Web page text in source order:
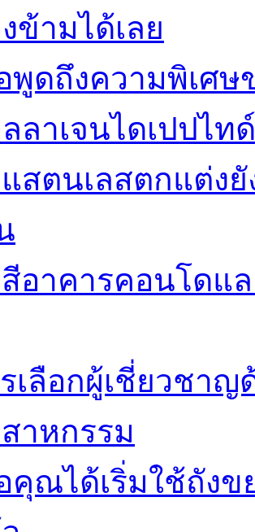
ข้ามได้เลย
พูดถึงความพิเศษ
ลาเจนไดเปปไท
สตนเลสตกแต่ง
อาคารคอนโดแ
เลือกผู้เชี่ยวชา
าหกรรม
คุณได้เริ่มใช้ถัง